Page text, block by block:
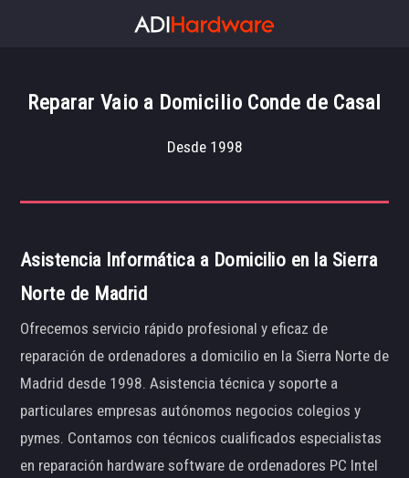
Reparar Vaio a Domicilio Conde de Casal
Desde 1998
Asistencia Informática a Domicilio en la Sierra
Norte de Madrid
Ofrecemos servicio rápido profesional y eficaz de
reparación de ordenadores a domicilio en la Sierra Norte de
Madrid desde 1998. Asistencia técnica y soporte a
particulares empresas autónomos negocios colegios y
pymes. Contamos con técnicos cualificados especialistas
en reparación hardware software de ordenadores PC Intel